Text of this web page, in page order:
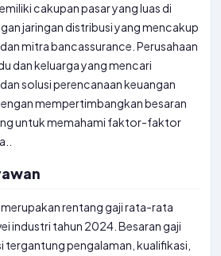
cakupan pasar yang luas di
jaringan distribusi yang mencakup
mitra bancassurance. Perusahaan
dan keluarga yang mencari
solusi perencanaan keuangan
mempertimbangkan besaran
untuk memahami faktor-faktor
rentang gaji rata-rata
industri tahun 2024. Besaran gaji
tergantung pengalaman, kualifikasi,